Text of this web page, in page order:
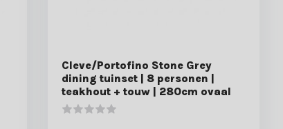
Cleve/Portofino Stone Grey
dining tuinset | 8 personen |
teakhout + touw | 280cm ovaal